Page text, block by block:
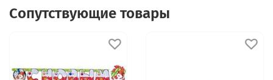
Сопутствующие товары